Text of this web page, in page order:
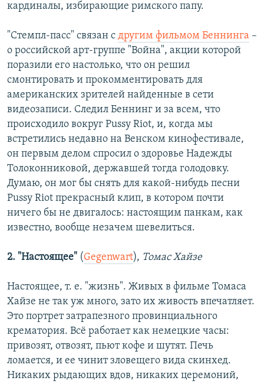
кардиналы, избирающие римского папу.
"Стемпл-пасс" связан с другим фильмом Беннинга –
о российской арт-группе "Война", акции которой
поразили его настолько, что он решил
смонтировать и прокомментировать для
американских зрителей найденные в сети
видеозаписи. Следил Беннинг и за всем, что
происходило вокруг Pussy Riot, и, когда мы
встретились недавно на Венском кинофестивале,
он первым делом спросил о здоровье Надежды
Толоконниковой, державшей тогда голодовку.
Думаю, он мог бы снять для какой-нибудь песни
Pussy Riot прекрасный клип, в котором почти
ничего бы не двигалось: настоящим панкам, как
известно, вообще незачем шевелиться.
2. "Настоящее" (Gegenwart), Томас Хайзе
Настоящее, т. е. "жизнь". Живых в фильме Томаса
Хайзе не так уж много, зато их живость впечатляет.
Это портрет затрапезного провинциального
крематория. Всё работает как немецкие часы:
привозят, отвозят, пьют кофе и шутят. Печь
ломается, и ее чинит зловещего вида скинхед.
Никаких рыдающих вдов, никаких церемоний,